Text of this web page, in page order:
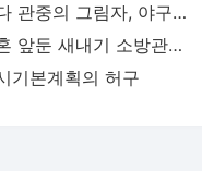
[이달의 기자상] 최다 관중의 그림자, 야구장 폐기물
[이달의 기자상] 결혼 앞둔 새내기 소방관의 죽음
기본계획의 허구